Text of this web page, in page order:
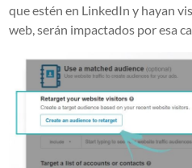
que estén en LinkedIn y hayan
web, serán impactados por esa